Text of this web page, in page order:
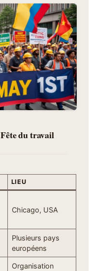
du travail
LIEU
Chicago, USA
Plusieurs pays
européens
Organisation